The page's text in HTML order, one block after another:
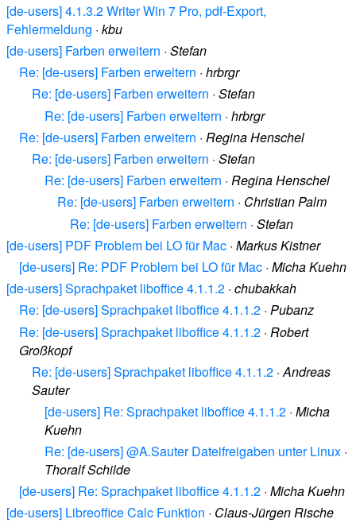
[de-users] 4.1.3.2 Writer Win 7 Pro, pdf-Export,
Fehlermeldung · kbu
[de-users] Farben erweitern · Stefan
Re: [de-users] Farben erweitern · hrbrgr
Re: [de-users] Farben erweitern · Stefan
Re: [de-users] Farben erweitern · hrbrgr
Re: [de-users] Farben erweitern · Regina Henschel
Re: [de-users] Farben erweitern · Stefan
Re: [de-users] Farben erweitern · Regina Henschel
Re: [de-users] Farben erweitern · Christian Palm
Re: [de-users] Farben erweitern · Stefan
[de-users] PDF Problem bei LO für Mac · Markus Kistner
[de-users] Re: PDF Problem bei LO für Mac · Micha Kuehn
[de-users] Sprachpaket liboffice 4.1.1.2 · chubakkah
Re: [de-users] Sprachpaket liboffice 4.1.1.2 · Pubanz
Re: [de-users] Sprachpaket liboffice 4.1.1.2 · Robert
Großkopf
Re: [de-users] Sprachpaket liboffice 4.1.1.2 ·Andreas
Sauter
[de-users] Re: Sprachpaket liboffice 4.1.1.2 · Micha
Kuehn
Re: [de-users] @A.Sauter Dateifreigaben unter Linux ·
Thoralf Schilde
[de-users] Re: Sprachpaket liboffice 4.1.1.2 · Micha Kuehn
[de-users] Libreoffice Calc Funktion · Claus-Jürgen Rische